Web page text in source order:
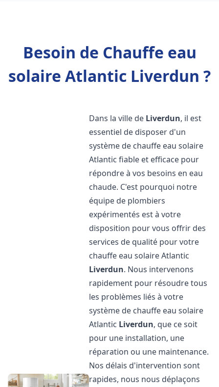
Besoin de Chauffe eau
solaire Atlantic Liverdun ?
Dans la ville de Liverdun, il est
essentiel de disposer d'un
système de chauffe eau solaire
Atlantic fiable et efficace pour
répondre à vos besoins en eau
chaude. C'est pourquoi notre
équipe de plombiers
expérimentés est à votre
disposition pour vous offrir des
services de qualité pour votre
chauffe eau solaire Atlantic
Liverdun. Nous intervenons
rapidement pour résoudre tous
les problèmes liés à votre
système de chauffe eau solaire
Atlantic Liverdun, que ce soit
pour une installation, une
réparation ou une maintenance.
Nos délais d'intervention sont
rapides, nous nous déplaçons